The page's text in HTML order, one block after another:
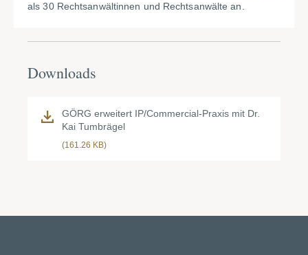
als 30 Rechtsanwältinnen und Rechtsanwälte an.
Downloads
GÖRG erweitert IP/Commercial-Praxis mit Dr.
Kai Tumbrägel
(161.26 KB)